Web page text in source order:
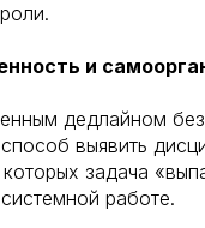
и
дедлайном
выявить
задача
работе.